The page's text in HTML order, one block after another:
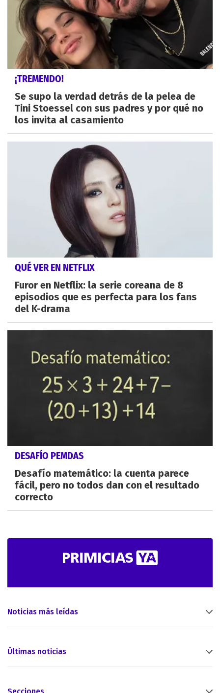
¡TREMENDO!
Se supo la verdad detrás de la pelea de
Tini Stoessel con sus padres y por qué no
los invita al casamiento
QUÉ VER EN NETFLIX
Furor en Netflix: la serie coreana de 8
episodios que es perfecta para los fans
del K-drama
DESAFÍO PEMDAS
Desafío matemático: la cuenta parece
fácil, pero no todos dan con el resultado
correcto
Noticias más leídas
Últimas noticias